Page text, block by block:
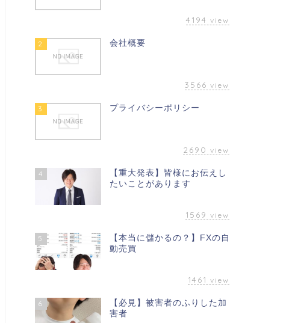
4194 view
2 会社概要
3566 view
3 プライバシーポリシー
2690 view
4
【重大発表】皆様にお伝えし
たいことがあります
1569 view
5
【本当に儲かるの？】FXの自
動売買
1461 view
6
【必見】被害者のふりした加
害者